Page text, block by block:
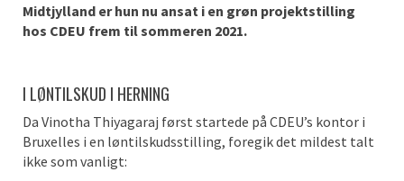
Midtjylland er hun nu ansat i en grøn projektstilling
hos CDEU frem til sommeren 2021.
I LØNTILSKUD I HERNING
Da Vinotha Thiyagaraj først startede på CDEU’s kontor i
Bruxelles i en løntilskudsstilling, foregik det mildest talt
ikke som vanligt: